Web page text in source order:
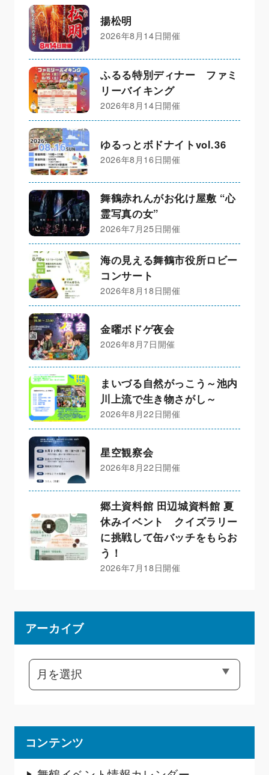
揚松明
2026年8月14日開催
ふるる特別ディナー ファミ
リーバイキング
2026年8月14日開催
ゆるっとボドナイトvol.36
2026年8月16日開催
舞鶴赤れんがお化け屋敷 “心
霊写真の女”
2026年7月25日開催
海の見える舞鶴市役所ロビー
コンサート
2026年8月18日開催
金曜ボドゲ夜会
2026年8月7日開催
まいづる自然がっこう～池内
川上流で生き物さがし～
2026年8月22日開催
星空観察会
2026年8月22日開催
郷土資料館 田辺城資料館 夏
休みイベント クイズラリー
に挑戦して缶バッチをもらお
う！
2026年7月18日開催
アーカイブ
コンテンツ